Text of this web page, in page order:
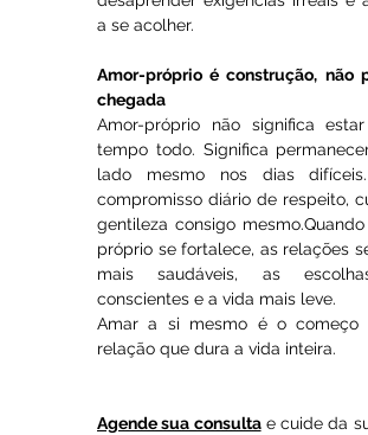
a se acolher.
Amor-próprio é construção, não
chegada
Amor-próprio não significa
tempo todo. Significa
lado mesmo nos dias
compromisso diário de respeito,
gentileza consigo
próprio se fortalece, as relações
mais saudáveis, as
conscientes e a vida mais leve.
Amar a si mesmo é o começo
relação que dura a vida inteira.
Agende sua consulta e cuide da